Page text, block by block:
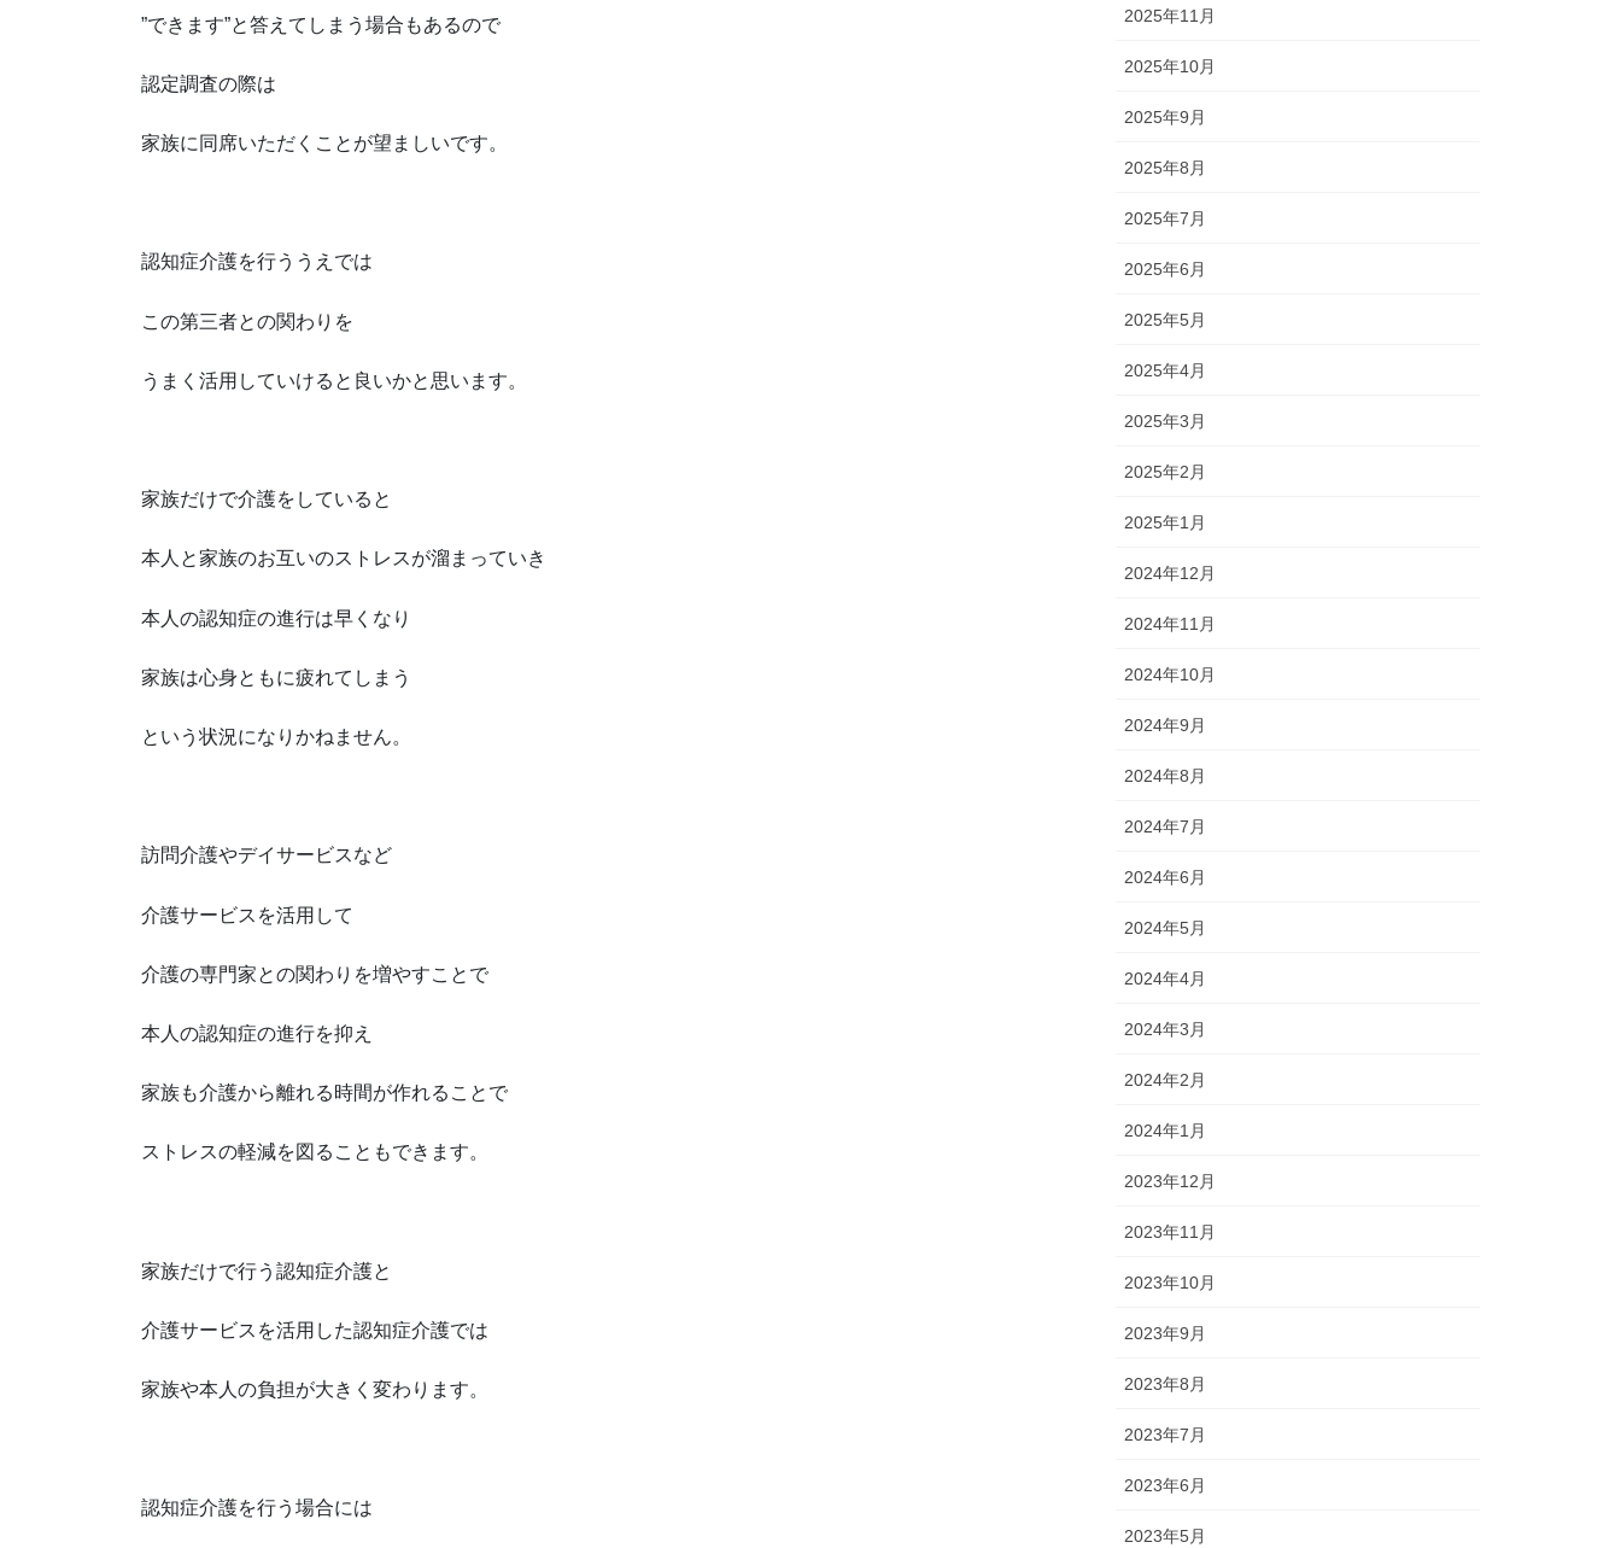
”できます”と答えてしまう場合もあるので
認定調査の際は
家族に同席いただくことが望ましいです。
認知症介護を行ううえでは
この第三者との関わりを
うまく活用していけると良いかと思います。
家族だけで介護をしていると
本人と家族のお互いのストレスが溜まっていき
本人の認知症の進行は早くなり
家族は心身ともに疲れてしまう
という状況になりかねません。
訪問介護やデイサービスなど
介護サービスを活用して
介護の専門家との関わりを増やすことで
本人の認知症の進行を抑え
家族も介護から離れる時間が作れることで
ストレスの軽減を図ることもできます。
家族だけで行う認知症介護と
介護サービスを活用した認知症介護では
家族や本人の負担が大きく変わります。
認知症介護を行う場合には
2025年11月
2025年10月
2025年9月
2025年8月
2025年7月
2025年6月
2025年5月
2025年4月
2025年3月
2025年2月
2025年1月
2024年12月
2024年11月
2024年10月
2024年9月
2024年8月
2024年7月
2024年6月
2024年5月
2024年4月
2024年3月
2024年2月
2024年1月
2023年12月
2023年11月
2023年10月
2023年9月
2023年8月
2023年7月
2023年6月
2023年5月